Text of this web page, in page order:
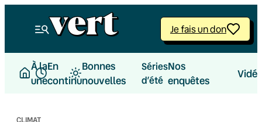
Je fais un don
À la
une
En
continu
Bonnes
nouvelles
Séries
d’été
Nos
enquêtes
CLIMAT